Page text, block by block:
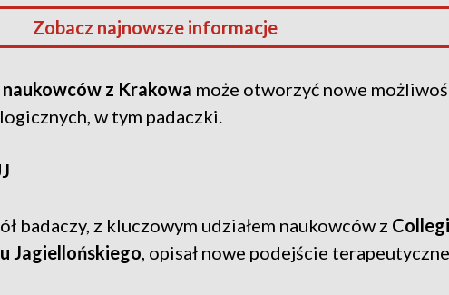
Zobacz najnowsze informacje
z Krakowa może otworzyć nowe
w tym padaczki.
badaczy, z kluczowym udziałem naukowców z
Jagiellońskiego, opisał nowe podejście